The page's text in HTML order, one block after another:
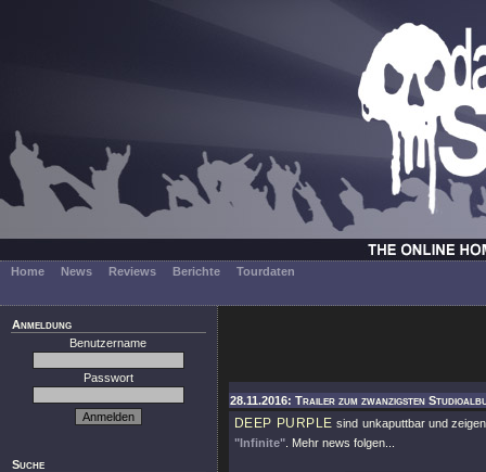
Home News Reviews Berichte Tourdaten
Anmeldung
Benutzername
Passwort
Suche
28.11.2016: Trailer zum zwanzigsten
DEEP PURPLE sind unkaputtbar und
"Infinite" . Mehr news folgen...